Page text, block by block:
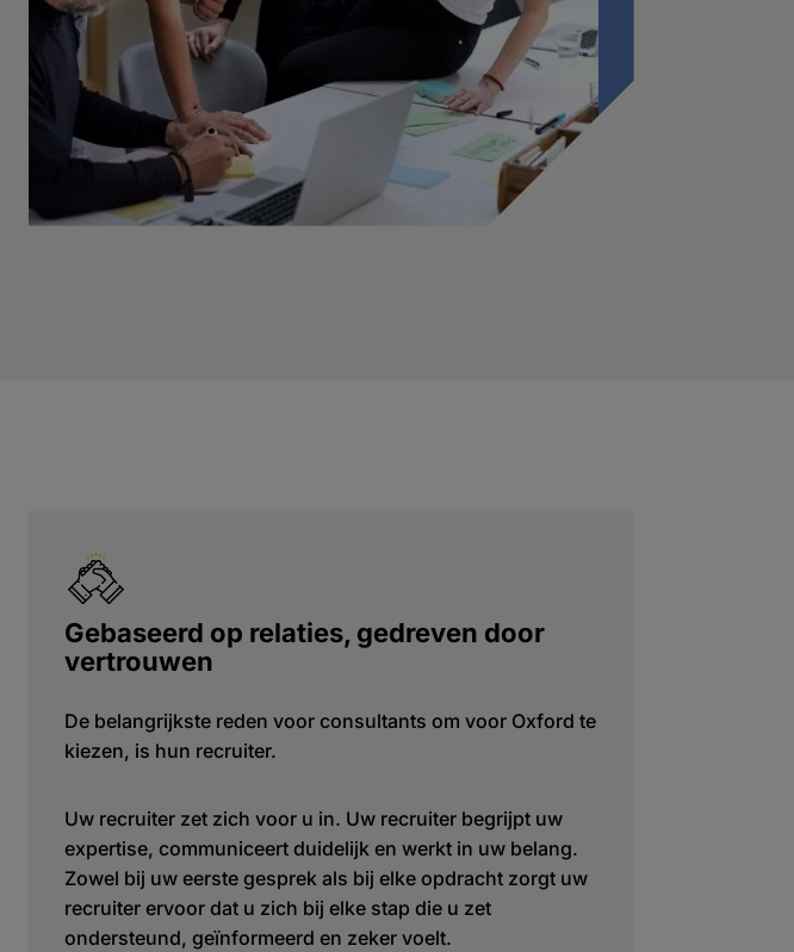
Gebaseerd op relaties, gedreven door
vertrouwen
De belangrijkste reden voor consultants om voor Oxford te
kiezen, is hun recruiter.
Uw recruiter zet zich voor u in. Uw recruiter begrijpt uw
expertise, communiceert duidelijk en werkt in uw belang.
Zowel bij uw eerste gesprek als bij elke opdracht zorgt uw
recruiter ervoor dat u zich bij elke stap die u zet
ondersteund, geïnformeerd en zeker voelt.